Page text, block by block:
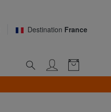
Destination France